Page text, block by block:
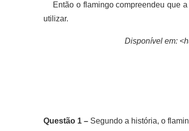
Então o flamingo compreendeu que a
utilizar.
Disponível em:
Questão 1 – Segundo a história, o